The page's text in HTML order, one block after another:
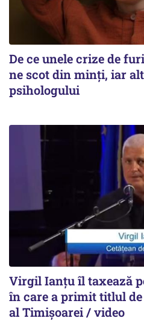
De ce unele crize de
ne scot din minți, iar
psihologului
Virgil Ianțu îl taxează
în care a primit titlul de
al Timișoarei / video